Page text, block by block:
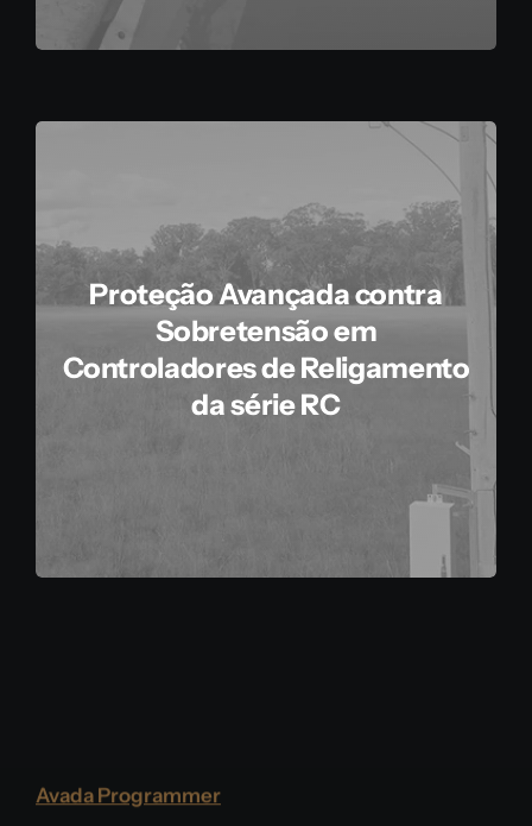
Proteção Avançada contra
Sobretensão em
Controladores de Religamento
da série RC
Avada Programmer